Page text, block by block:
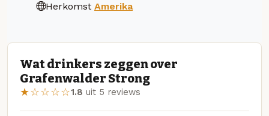
Herkomst Amerika
Wat drinkers zeggen over
Grafenwalder Strong
★☆☆☆☆1.8 uit 5 reviews